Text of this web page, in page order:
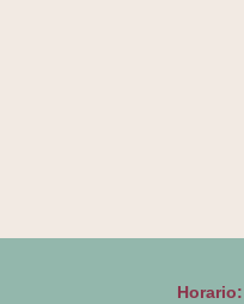
Horario: